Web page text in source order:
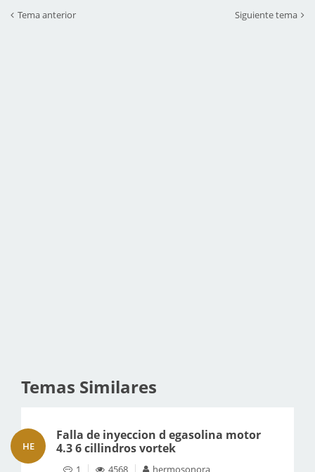
Tema anterior Siguiente tema
Temas Similares
HE
Falla de inyeccion d egasolina motor
4.3 6 cillindros vortek
1 4568 hermosonora